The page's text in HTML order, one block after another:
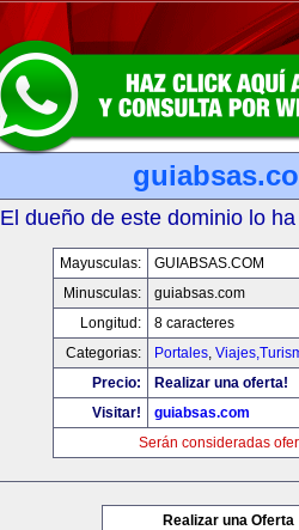
El dueño de este dominio lo
Mayusculas:
GUIABSAS.COM
Minusculas:
guiabsas.com
Longitud:
8 caracteres
Categorias:
Portales,
Precio:
Realizar una oferta!
Visitar!
guiabsas.com
Serán consideradas
Realizar una Oferta